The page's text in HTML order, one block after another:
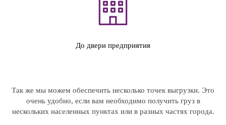
До двери предприятия
Так же мы можем обеспечить несколько точек выгрузки. Это
очень удобно, если вам необходимо получить груз в
нескольких населенных пунктах или в разных частях города.